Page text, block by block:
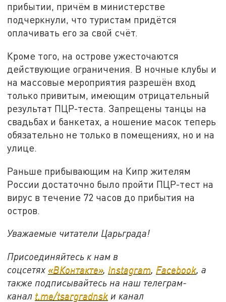
прибытии, причём в министерстве
подчеркнули, что туристам придётся
оплачивать его за свой счёт.
Кроме того, на острове ужесточаются
действующие ограничения. В ночные клубы и
на массовые мероприятия разрешён вход
только привитым, имеющим отрицательный
результат ПЦР-теста. Запрещены танцы на
свадьбах и банкетах, а ношение масок теперь
обязательно не только в помещениях, но и на
улице.
Раньше прибывающим на Кипр жителям
России достаточно было пройти ПЦР-тест на
вирус в течение 72 часов до прибытия на
остров.
Уважаемые читатели Царьграда!
Присоединяйтесь к нам в
соцсетях «ВКонтакте», Instagram, Facebook, а
также подписывайтесь на наш телеграм-
канал t.me/tsargradnsk и канал